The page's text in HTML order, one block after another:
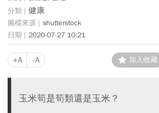
健康
shutterstock
2020-07-27 10:21
+A -A 加入收藏
玉米筍是筍類還是玉米？